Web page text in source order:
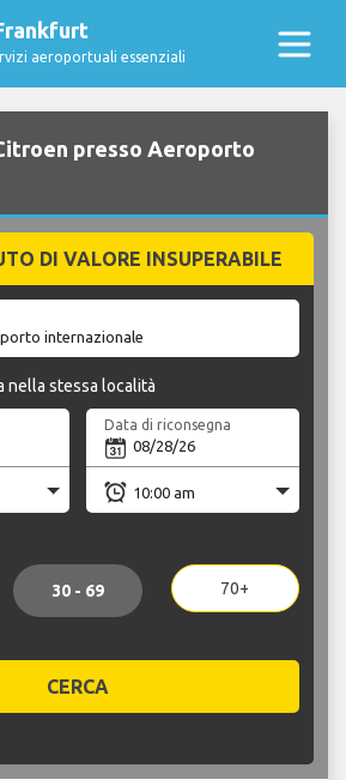
aeroportuali essenziali
presso Aeroporto
DI VALORE INSUPERABILE
nella stessa località
Data di riconsegna
30 - 69 70+
CERCA